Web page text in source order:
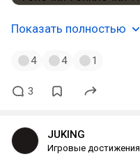
Показать полностью
4 4 1
3
JUKING
Игровые достижения